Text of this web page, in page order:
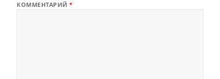
КОММЕНТАРИЙ*